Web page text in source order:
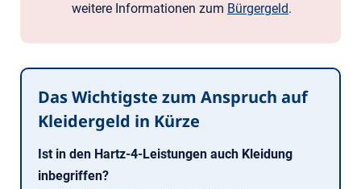
weitere Informationen zum Bürgergeld.
Das Wichtigste zum Anspruch auf
Kleidergeld in Kürze
Ist in den Hartz-4-Leistungen auch Kleidung
inbegriffen?